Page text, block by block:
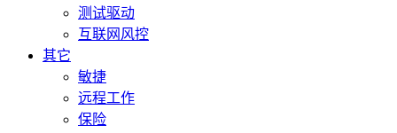
测试驱动
互联网风控
其它
敏捷
远程工作
保险